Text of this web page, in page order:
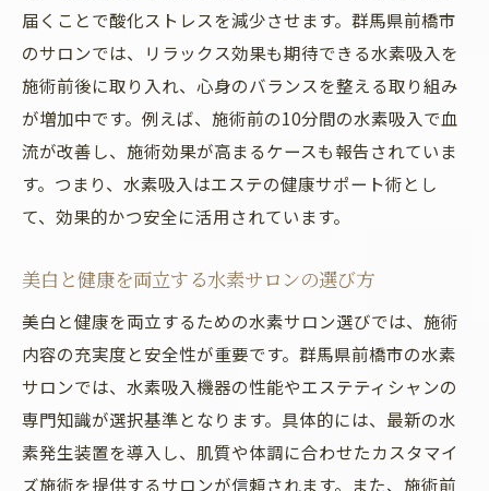
届くことで酸化ストレスを減少させます。群馬県前橋市
のサロンでは、リラックス効果も期待できる水素吸入を
施術前後に取り入れ、心身のバランスを整える取り組み
が増加中です。例えば、施術前の10分間の水素吸入で血
流が改善し、施術効果が高まるケースも報告されていま
す。つまり、水素吸入はエステの健康サポート術とし
て、効果的かつ安全に活用されています。
美白と健康を両立する水素サロンの選び方
美白と健康を両立するための水素サロン選びでは、施術
内容の充実度と安全性が重要です。群馬県前橋市の水素
サロンでは、水素吸入機器の性能やエステティシャンの
専門知識が選択基準となります。具体的には、最新の水
素発生装置を導入し、肌質や体調に合わせたカスタマイ
ズ施術を提供するサロンが信頼されます。また、施術前